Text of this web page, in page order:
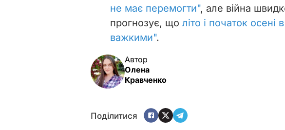
не має перемогти", але війна
прогнозує, що літо і початок осені
важкими".
Автор
Олена
Кравченко
Поділитися